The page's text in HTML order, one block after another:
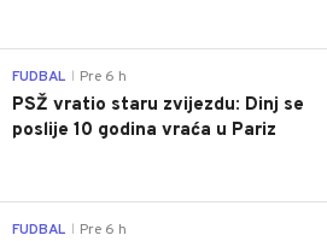
FUDBAL Pre 6 h
PSŽ vratio staru zvijezdu: Dinj se
poslije 10 godina vraća u Pariz
FUDBAL Pre 6 h